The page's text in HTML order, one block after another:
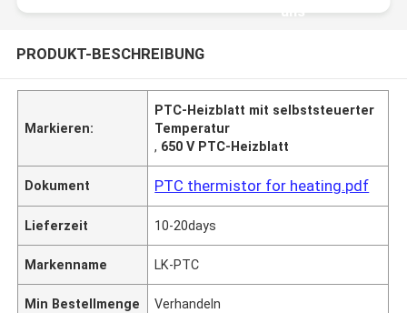
uns
PRODUKT-BESCHREIBUNG
Markieren:
PTC-Heizblatt mit selbststeuerter
Temperatur
, 650 V PTC-Heizblatt
Dokument PTC thermistor for heating.pdf
Lieferzeit 10-20days
Markenname LK-PTC
Min Bestellmenge Verhandeln